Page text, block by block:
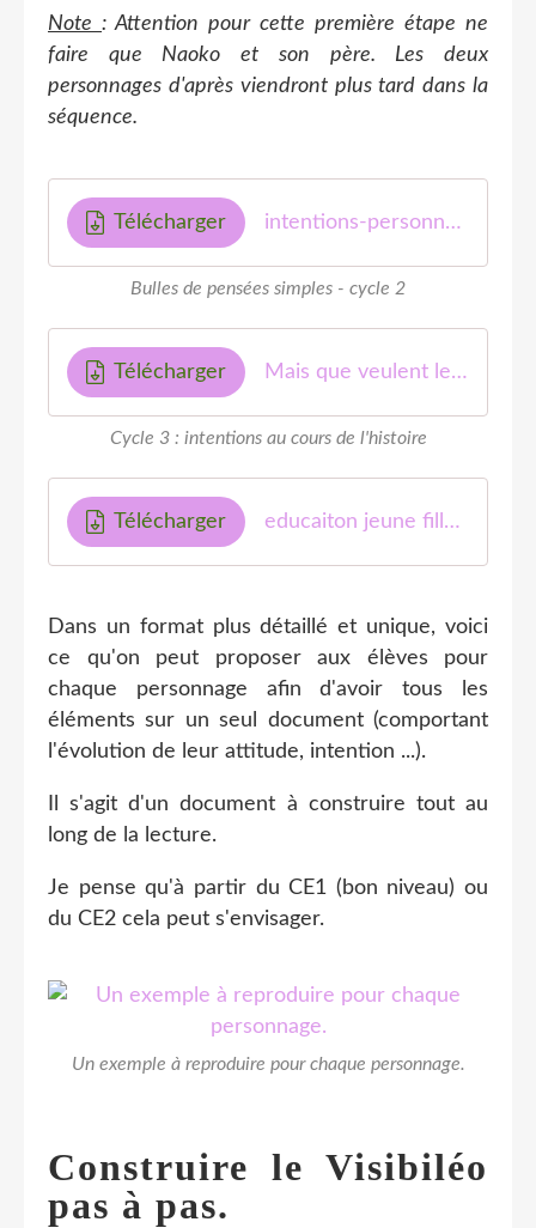
Note : Attention pour cette première étape ne
faire que Naoko et son père. Les deux
personnages d'après viendront plus tard dans la
séquence.
Télécharger intentions-personnages-MF
Bulles de pensées simples - cycle 2
Télécharger Mais que veulent les personnages au cours de l'histoire-okk
Cycle 3 : intentions au cours de l'histoire
Télécharger educaiton jeune fille -MF
Dans un format plus détaillé et unique, voici
ce qu'on peut proposer aux élèves pour
chaque personnage afin d'avoir tous les
éléments sur un seul document (comportant
l'évolution de leur attitude, intention ...).
Il s'agit d'un document à construire tout au
long de la lecture.
Je pense qu'à partir du CE1 (bon niveau) ou
du CE2 cela peut s'envisager.
Un exemple à reproduire pour chaque personnage.
Construire le Visibiléo
pas à pas.